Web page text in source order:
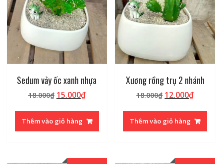
Sedum vảy ốc xanh nhựa
18.000₫ Giá
là:
18.000₫.
15.000₫Giá
tại
là:
Thêm vào giỏ hàng
Xương rồng trụ 2 nhánh
18.000₫ Giá
là:
18.000₫.
12.000₫Giá
tại
là:
Thêm vào giỏ hàng